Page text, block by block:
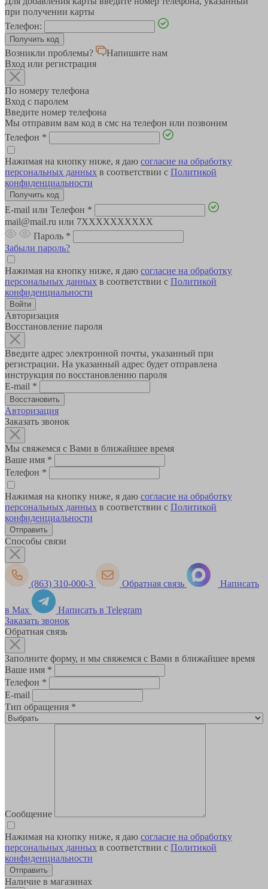
при получении карты
Телефон:
Возникли проблемы?
Напишите нам
Вход или регистрация
По номеру телефона
Вход с паролем
Введите номер телефона
Мы отправим вам код в смс на телефон или позвоним
Телефон *
Нажимая на кнопку ниже, я даю согласие на обработку
персональных данных в соответствии с Политикой
конфиденциальности
E-mail или Телефон *
mail@mail.ru или 7XXXXXXXXXX
Пароль *
Забыли пароль?
Нажимая на кнопку ниже, я даю согласие на обработку
персональных данных в соответствии с Политикой
конфиденциальности
Авторизация
Восстановление пароля
Введите адрес электронной почты, указанный при
регистрации. На указанный адрес будет отправлена
инструкция по восстановлению пароля
E-mail *
Авторизация
Заказать звонок
Мы свяжемся с Вами в ближайшее время
Ваше имя *
Телефон *
Нажимая на кнопку ниже, я даю согласие на обработку
персональных данных в соответствии с Политикой
конфиденциальности
Способы связи
(863) 310-000-3 Обратная связь Написать
в Max
Написать в Telegram
Заказать звонок
Обратная связь
Заполните форму, и мы свяжемся с Вами в ближайшее время
Ваше имя *
Телефон *
E-mail
Тип обращения *
Сообщение
Нажимая на кнопку ниже, я даю согласие на обработку
персональных данных в соответствии с Политикой
конфиденциальности
Наличие в магазинах